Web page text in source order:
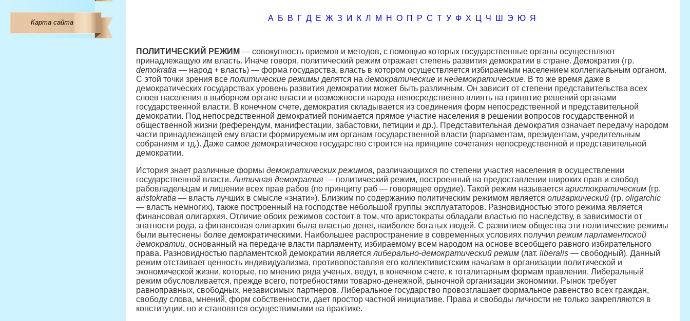
Карта сайта А Б В Г Д Е Ж З И К Л М Н О П Р С Т У Ф Х Ц Ч Ш Э Ю Я
ПОЛИТИЧЕСКИЙ РЕЖИМ — совокупность приемов и методов, с помощью которых государственные органы осуществляют
принадлежащую им власть. Иначе говоря, политический режим отражает степень развития демократии в стране. Демократия (гр.
demokratia — народ + власть) — форма государства, власть в котором осуществляется избираемым населением коллегиальным органом.
С этой точки зрения все политические режимы делятся на демократические и недемократические. В то же время даже в
демократических государствах уровень развития демократии может быть различным. Он зависит от степени представительства всех
слоев населения в выборном органе власти и возможности народа непосредственно влиять на принятие решений органами
государственной власти. В конечном счете, демократия складывается из соединения форм непосредственной и представительной
демократии. Под непосредственной демократией понимается прямое участие населения в решении вопросов государственной и
общественной жизни (референдум, манифестации, забастовки, петиции и др.). Представительная демократия означает передачу народом
части принадлежащей ему власти формируемым им органам государственной власти (парламентам, президентам, учредительным
собраниям и тд.). Даже самое демократическое государство строится на принципе сочетания непосредственной и представительной
демократии.
История знает различные формы демократических режимов, различающихся по степени участия населения в осуществлении
государственной власти. Античная демократия — политический режим, построенный на предоставлении широких прав и свобод
рабовладельцам и лишении всех прав рабов (по принципу раб — говорящее орудие). Такой режим называется аристократическим (гр.
aristokratia — власть лучших в смысле «знати»). Близким по содержанию политическим режимом является олигархический (гр. oligarchic
— власть немногих), также построенный на господстве небольшой группы эксплуататоров. Разновидностью этого режима является
финансовая олигархия. Отличие обоих режимов состоит в том, что аристократы обладали властью по наследству, в зависимости от
знатности рода, а финансовая олигархия была властью денег, наиболее богатых людей. С развитием общества эти политические режимы
были вытеснены более демократическими. Наибольшее распространение в современных условиях получил режим парламентской
демократии, основанный на передаче власти парламенту, избираемому всем народом на основе всеобщего равного избирательного
права. Разновидностью парламентской демократии является либерально-демократический режим (лат. liberalis — свободный). Данный
режим отстаивает ценность индивидуализма, противопоставляя его коллективистским началам в организации политической и
экономической жизни, которые, по мнению ряда ученых, ведут, в конечном счете, к тоталитарным формам правления. Либеральный
режим обусловливается, прежде всего, потребностями товарно-денежной, рыночной организации экономики. Рынок требует
равноправных, свободных, независимых партнеров. Либеральное государство провозглашает формальное равенство всех граждан,
свободу слова, мнений, форм собственности, дает простор частной инициативе. Права и свободы личности не только закрепляются в
конституции, но и становятся осуществимыми на практике.